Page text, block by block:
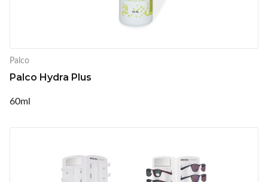
Palco
Palco Hydra Plus
60ml